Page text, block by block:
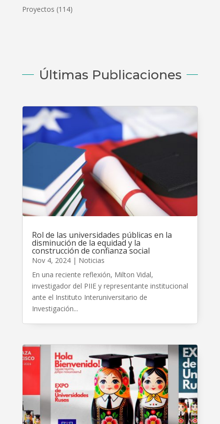
Proyectos (114)
Últimas Publicaciones
Rol de las universidades públicas en la
disminución de la equidad y la
construcción de confianza social
Nov 4, 2024| Noticias
En una reciente reflexión, Milton Vidal,
investigador del PIIE y representante institucional
ante el Instituto Interuniversitario de
Investigación...